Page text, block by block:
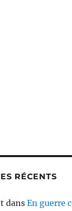
RÉCENTS
dansEn guerre